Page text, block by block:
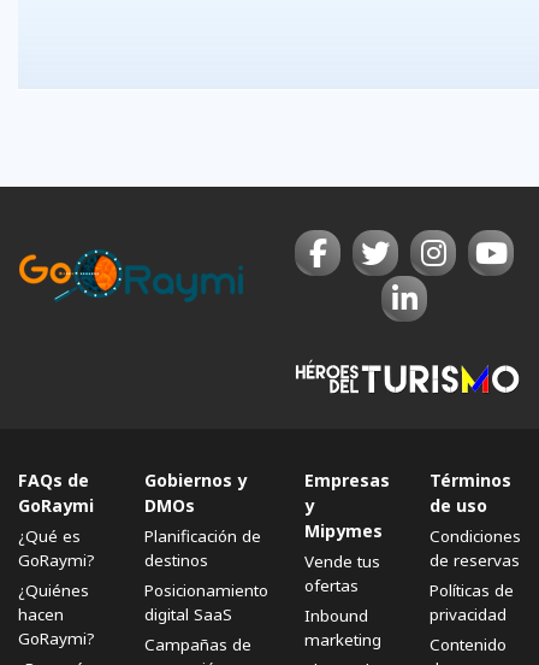
FAQs de
GoRaymi
¿Qué es
GoRaymi?
¿Quiénes
hacen
GoRaymi?
Gobiernos y
DMOs
Planificación de
destinos
Posicionamiento
digital SaaS
Campañas de
Empresas
y
Mipymes
Vende tus
ofertas
Inbound
marketing
Términos
de uso
Condiciones
de reservas
Políticas de
privacidad
Contenido